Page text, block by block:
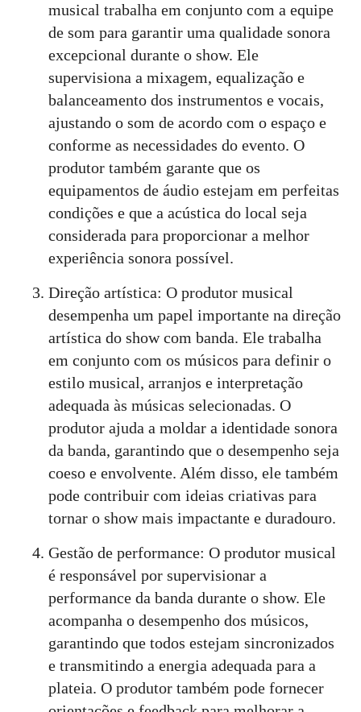
musical trabalha em conjunto com a equipe
de som para garantir uma qualidade sonora
excepcional durante o show. Ele
supervisiona a mixagem, equalização e
balanceamento dos instrumentos e vocais,
ajustando o som de acordo com o espaço e
conforme as necessidades do evento. O
produtor também garante que os
equipamentos de áudio estejam em perfeitas
condições e que a acústica do local seja
considerada para proporcionar a melhor
experiência sonora possível.
Direção artística: O produtor musical
desempenha um papel importante na direção
artística do show com banda. Ele trabalha
em conjunto com os músicos para definir o
estilo musical, arranjos e interpretação
adequada às músicas selecionadas. O
produtor ajuda a moldar a identidade sonora
da banda, garantindo que o desempenho seja
coeso e envolvente. Além disso, ele também
pode contribuir com ideias criativas para
tornar o show mais impactante e duradouro.
Gestão de performance: O produtor musical
é responsável por supervisionar a
performance da banda durante o show. Ele
acompanha o desempenho dos músicos,
garantindo que todos estejam sincronizados
e transmitindo a energia adequada para a
plateia. O produtor também pode fornecer